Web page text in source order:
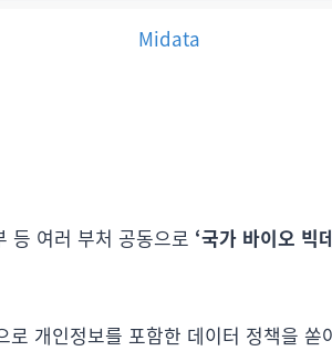
Midata
등 여러 부처 공동으로 ‘국가 바이오 빅
개인정보를 포함한 데이터 정책을